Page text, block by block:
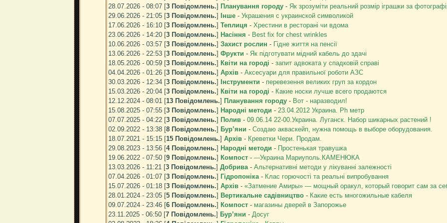
28.07.2026 - 08:07 [3 Повідомлень.] Планування городу - Як зрозуміти реальний розмір іграшки за
29.06.2026 - 21:05 [3 Повідомлень.] Інше - Украшения с украинской символикой
17.06.2026 - 16:10 [3 Повідомлень.] Теплиця - Хрестини в ресторані чи вдома
23.06.2026 - 14:20 [3 Повідомлень.] Насіння - Best fix for chest wrinkles
10.06.2026 - 03:57 [3 Повідомлень.] Захист рослин - Гідне життя на пенсії
13.06.2026 - 22:53 [3 Повідомлень.] Фрукти - Як підготувати мідний кабель до здачі
18.05.2026 - 00:59 [3 Повідомлень.] Квіти на городі - запит адвоката у спадковій справі
04.04.2026 - 01:26 [3 Повідомлень.] Архів - Аксесуари для правильної роботи АЗС
30.03.2026 - 12:34 [3 Повідомлень.] Інструменти - перевезення великих груп за кордон
15.03.2026 - 20:04 [3 Повідомлень.] Квіти на городі - Какие носки лучше всего продаются
12.12.2024 - 08:01 [13 Повідомлень.] Планування городу - Вот - наразводил!
15.08.2025 - 07:55 [3 Повідомлень.] Народні методи - 23.04.2012 Украина. Ph метр
07.07.2025 - 04:22 [3 Повідомлень.] Полив - 09.06.14 22-00.Украина. Луганск. Набор шикарных растений !
02.09.2022 - 13:38 [8 Повідомлень.] Бур’яни - Создаю акваскейп, нужна помощь в выборе оборудования.
18.07.2021 - 15:15 [15 Повідомлень.] Архів - Креветки Чери. Продам.
29.08.2023 - 13:56 [4 Повідомлень.] Народні методи - Простенькая травушка
19.06.2022 - 07:50 [9 Повідомлень.] Компост - ---Украина Мариуполь.КАМЕНЮКА
13.03.2026 - 11:21 [3 Повідомлень.] Добрива- Альтернативні методи у лікуванні залежності
07.04.2026 - 01:07 [3 Повідомлень.] Гідропоніка- Клас горючості та реальні випробування
15.07.2026 - 01:18 [3 Повідомлень.] Архів - «Затмение Амиры» — мощный оракул, который говорит сам за
28.01.2024 - 23:05 [5 Повідомлень.] Вертикальне садівництво - Какие есть многожильные кабеля
09.07.2024 - 23:46 [6 Повідомлень.] Компост - магазины дверей в Запорожье
23.11.2025 - 06:50 [7 Повідомлень.] Бур’яни - Досуг